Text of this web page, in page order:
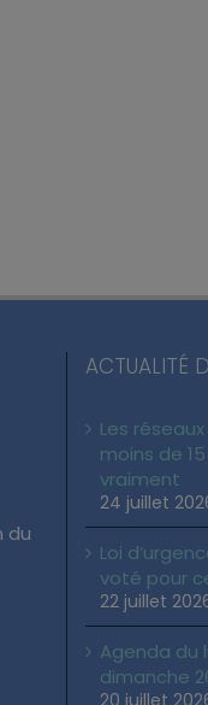
du
ACTUALITÉ
Les
moins de
vraiment
24 juillet
Loi
voté pour
22 juillet
Agenda du
dimanche
20 juillet